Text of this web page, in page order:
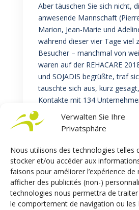
Verwalten Sie Ihre
Privatsphäre
Nous utilisons des technologies telles
stocker et/ou accéder aux
faisons pour améliorer l’expérience
afficher des publicités (non-)
technologies nous permettra de
le comportement de navigation ou les
Aber täuschen Sie sich nicht,
anwesende Mannschaft
Marion, Jean-Marie und
während dieser vier Tage viel
Besucher – manchmal von
waren auf der REHACARE
und SOJADIS begrüßte, traf
tauschte sich aus, kurz
Kontakte mit 134
verschiedenen Ländern!